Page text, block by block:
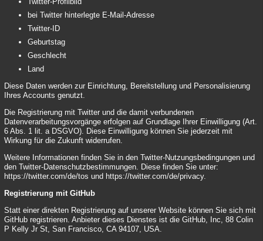
bei Twitter hinterlegte E-Mail-Adresse
Twitter-ID
Geburtstag
Geschlecht
Land
Diese Daten werden zur Einrichtung, Bereitstellung und Personalisierung
Ihres Accounts genutzt.
Die Registrierung mit Twitter und die damit verbundenen
Datenverarbeitungsvorgänge erfolgen auf Grundlage Ihrer Einwilligung (Art.
6 Abs. 1 lit. a DSGVO). Diese Einwilligung können Sie jederzeit mit
Wirkung für die Zukunft widerrufen.
Weitere Informationen finden Sie in den Twitter-Nutzungsbedingungen und
den Twitter-Datenschutzbestimmungen. Diese finden Sie unter:
https://twitter.com/de/tos und https://twitter.com/de/privacy.
Registrierung mit GitHub
Statt einer direkten Registrierung auf unserer Website können Sie sich mit
GitHub registrieren. Anbieter dieses Dienstes ist die GitHub, Inc, 88 Colin
P Kelly Jr St, San Francisco, CA 94107, USA.